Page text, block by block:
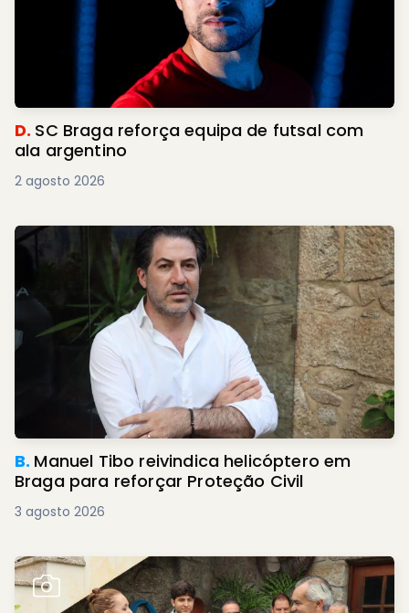
D. SC Braga reforça equipa de futsal com
ala argentino
2 agosto 2026
B. Manuel Tibo reivindica helicóptero em
Braga para reforçar Proteção Civil
3 agosto 2026